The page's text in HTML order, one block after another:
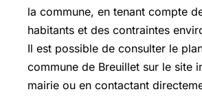
la commune, en tenant compte
habitants et des contraintes
Il est possible de consulter le
commune de Breuillet sur le site
mairie ou en contactant